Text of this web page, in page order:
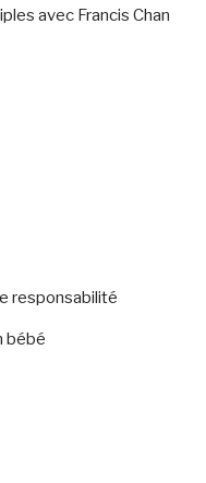
avec Francis Chan
responsabilité
bébé